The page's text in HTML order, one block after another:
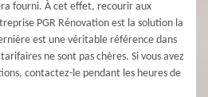
fourni. À cet effet, recourir aux
PGR Rénovation est la solution la
est une véritable référence dans
ne sont pas chères. Si vous avez
contactez-le pendant les heures de